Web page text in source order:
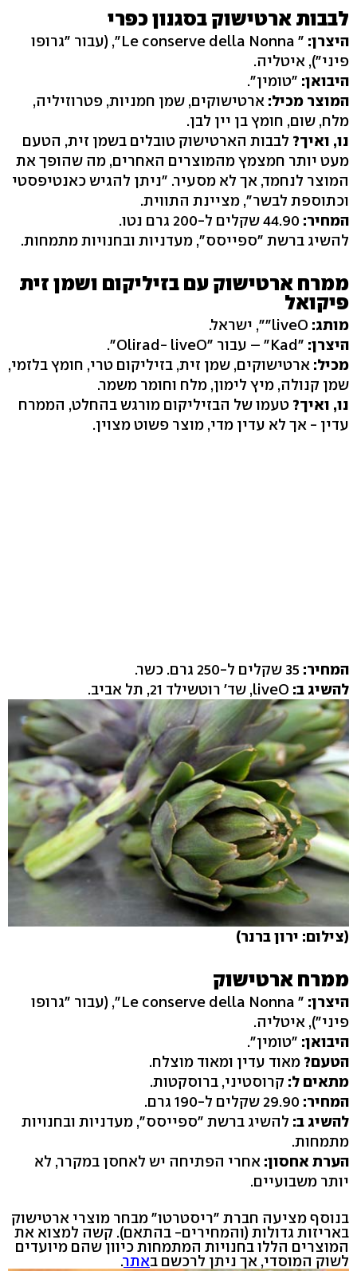
לבבות ארטישוק בסגנון כפרי
היצרן:
" Le conserve della Nonna", (עבור "גרופו
פיני"), איטליה.
היבואן: "טומין".
המוצר מכיל: ארטישוקים, שמן חמניות, פטרוזיליה,
מלח, שום, חומץ בן יין לבן.
נו, ואיך? לבבות הארטישוק טובלים בשמן זית, הטעם
מעט יותר חמצמץ מהמוצרים האחרים, מה שהופך את
המוצר לנחמד, אך לא מסעיר. "ניתן להגיש כאנטיפסטי
וכתוספת לבשר", מציינת התווית.
המחיר:
להשיג ברשת "ספייסס", מעדניות ובחנויות מתמחות.
ממרח ארטישוק עם בזיליקום ושמן זית
פיקואל
מותג:
היצרן: "Kad" – עבור "Olirad- liveO".
מכיל: ארטישוקים, שמן זית, בזיליקום טרי, חומץ בלזמי,
שמן קנולה, מיץ לימון, מלח וחומר משמר.
נו, ואיך? טעמו של הבזיליקום מורגש בהחלט, הממרח
עדין - אך לא עדין מדי, מוצר פשוט מצוין.
המחיר:
להשיג ב:
(צילום: ירון ברנר)
ממרח ארטישוק
היצרן:
" Le conserve della Nonna", (עבור "גרופו
פיני"), איטליה.
היבואן: "טומין".
הטעם? מאוד עדין ומאוד מוצלח.
מתאים ל: קרוסטיני, ברוסקטות.
המחיר:
להשיג ב: להשיג ברשת "ספייסס", מעדניות ובחנויות
מתמחות.
הערת אחסון: אחרי הפתיחה יש לאחסן במקרר, לא
יותר משבועיים.
בנוסף מציעה חברת "ריסטרטו" מבחר מוצרי ארטישוק
באריזות גדולות (והמחירים- בהתאם). קשה למצוא את
המוצרים הללו בחנויות המתמחות כיוון שהם מיועדים
לשוק המוסדי, אך ניתן לרכשם באתר.